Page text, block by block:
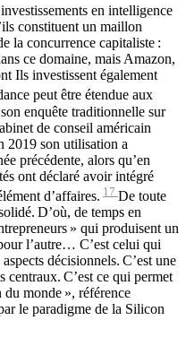
en intelligence
constituent un maillon
la concurrence capitaliste :
ce domaine, mais Amazon,
Ils investissent également
peut être étendue aux
enquête traditionnelle sur
de conseil américain
2019 son utilisation a
précédente, alors qu’en
ont déclaré avoir intégré
d’affaires. 17 De toute
D’où, de temps en
» qui produisent un
l’autre… C’est celui qui
décisionnels. C’est une
centraux. C’est ce qui permet
monde », référence
le paradigme de la Silicon